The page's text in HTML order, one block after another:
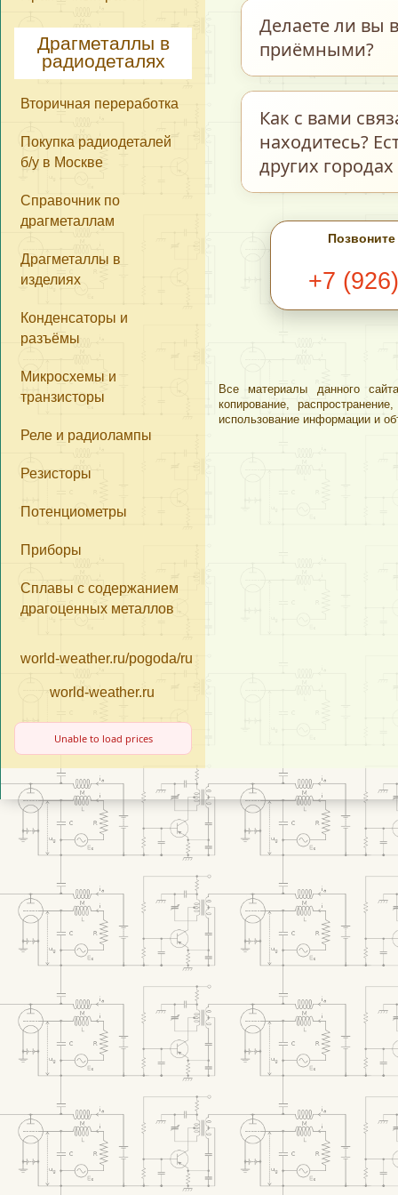
ограничений по
стоимости самих
Делаете ли вы
приёмными?
ненадлежащего
прочего
Как с вами
находитесь?
других
В разделе
Ватсап, Вайбер,
обратной связи
Мы находимся в
имеем
+7
Все материалы данного
копирование,
использование информации и
Драгметаллы в
радиодеталях
Вторичная переработка
Покупка радиодеталей
б/у в Москве
Справочник по
драгметаллам
Драгметаллы в
изделиях
Конденсаторы и
разъёмы
Микросхемы и
транзисторы
Реле и радиолампы
Резисторы
Потенциометры
Приборы
Сплавы с содержанием
драгоценных металлов
world-weather.ru/pogoda/russia/moscow/14days/
world-weather.ru
Unable to load prices